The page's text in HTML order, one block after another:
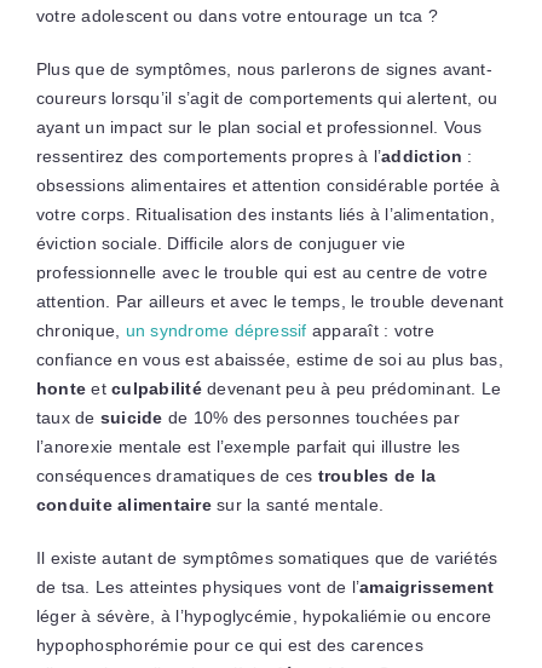
votre adolescent ou dans votre entourage un tca ?
Plus que de symptômes, nous parlerons de signes avant-
coureurs lorsqu’il s’agit de comportements qui alertent, ou
ayant un impact sur le plan social et professionnel. Vous
ressentirez des comportements propres à l’addiction :
obsessions alimentaires et attention considérable portée à
votre corps. Ritualisation des instants liés à l’alimentation,
éviction sociale. Difficile alors de conjuguer vie
professionnelle avec le trouble qui est au centre de votre
attention. Par ailleurs et avec le temps, le trouble devenant
chronique, un syndrome dépressif apparaît : votre
confiance en vous est abaissée, estime de soi au plus bas,
honte etculpabilitédevenant peu à peu prédominant. Le
taux de suicide de 10% des personnes touchées par
l’anorexie mentale est l’exemple parfait qui illustre les
conséquences dramatiques de ces troubles de la
conduite alimentairesur la santé mentale.
Il existe autant de symptômes somatiques que de variétés
de tsa. Les atteintes physiques vont de l’amaigrissement
léger à sévère, à l’hypoglycémie, hypokaliémie ou encore
hypophosphorémie pour ce qui est des carences